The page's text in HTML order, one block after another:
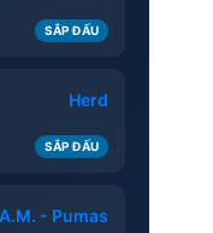
SẮP ĐẤU
Herd
SẮP ĐẤU
- Pumas